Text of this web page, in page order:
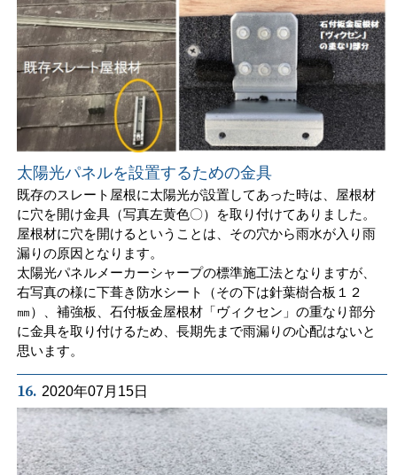
太陽光パネルを設置するための金具
既存のスレート屋根に太陽光が設置してあった時は、屋根材
に穴を開け金具（写真左黄色〇）を取り付けてありました。
屋根材に穴を開けるということは、その穴から雨水が入り雨
漏りの原因となります。
太陽光パネルメーカーシャープの標準施工法となりますが、
右写真の様に下葺き防水シート（その下は針葉樹合板１２
㎜）、補強板、石付板金屋根材「ヴィクセン」の重なり部分
に金具を取り付けるため、長期先まで雨漏りの心配はないと
思います。
16. 2020年07月15日